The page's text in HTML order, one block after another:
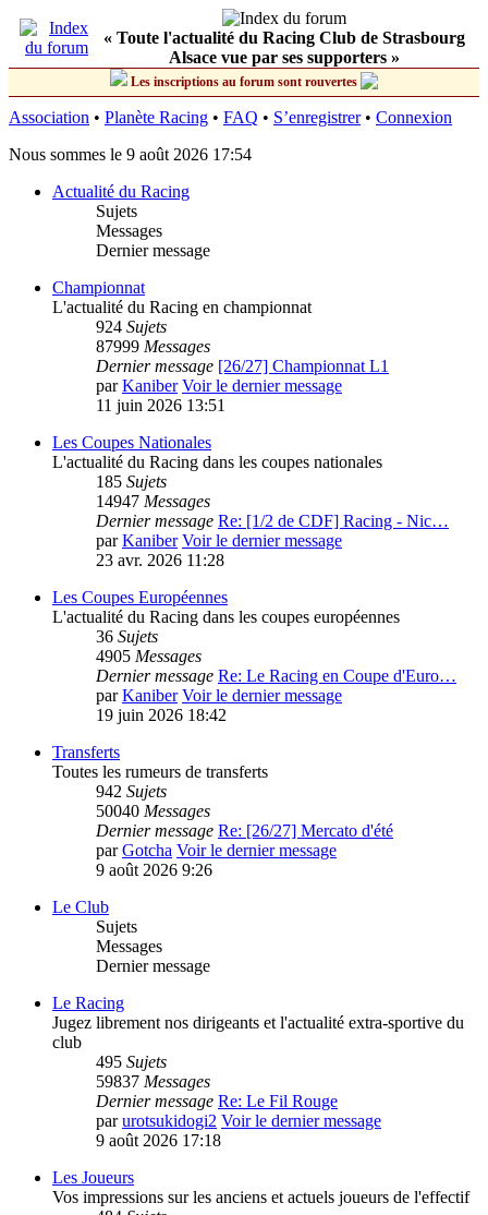
« Toute l'actualité du Racing Club de Strasbourg
Alsace vue par ses supporters »
Les inscriptions au forum sont rouvertes
Association • Planète Racing • FAQ • S’enregistrer• Connexion
Nous sommes le 9 août 2026 17:54
Actualité du Racing
Sujets
Messages
Dernier message
Championnat
L'actualité du Racing en championnat
924 Sujets
87999 Messages
Dernier message [26/27] Championnat L1
parKaniber Voir le dernier message
11 juin 2026 13:51
Les Coupes Nationales
L'actualité du Racing dans les coupes nationales
185 Sujets
14947 Messages
Dernier message Re: [1/2 de CDF] Racing - Nic…
parKaniber Voir le dernier message
23 avr. 2026 11:28
Les Coupes Européennes
L'actualité du Racing dans les coupes européennes
36 Sujets
4905 Messages
Dernier message Re: Le Racing en Coupe d'Euro…
parKaniber Voir le dernier message
19 juin 2026 18:42
Transferts
Toutes les rumeurs de transferts
942 Sujets
50040 Messages
Dernier message Re: [26/27] Mercato d'été
parGotcha Voir le dernier message
9 août 2026 9:26
Le Club
Sujets
Messages
Dernier message
Le Racing
Jugez librement nos dirigeants et l'actualité extra-sportive du
club
495 Sujets
59837 Messages
Dernier message Re: Le Fil Rouge
parurotsukidogi2 Voir le dernier message
9 août 2026 17:18
Les Joueurs
Vos impressions sur les anciens et actuels joueurs de l'effectif